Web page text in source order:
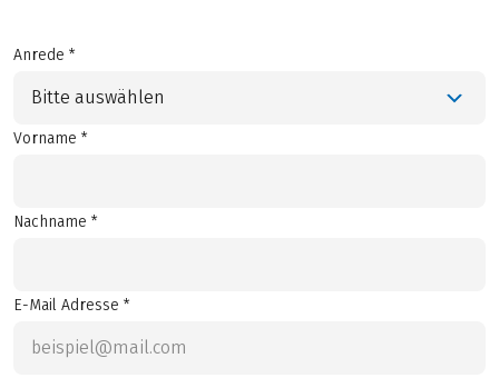
Anrede *
Bitte auswählen
Vorname *
Nachname *
E-Mail Adresse *